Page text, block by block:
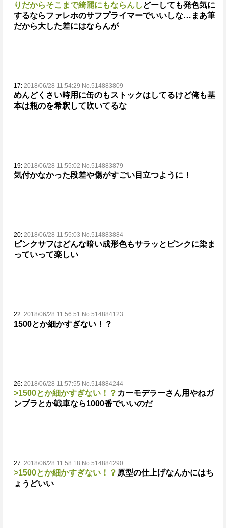
りだからそこまで綺麗にもならんし どーしても発色気に
するならファレホのサフプライマーでいいしな… まあ筆
だから大した差にはならんが
17: 2018/06/28 11:54:29 No.514883809
めんどくさい時用に缶のもストックはしてるけど俺も基
本は瓶のを希釈して吹いてるな
19: 2018/06/28 11:55:02 No.514883879
気付かなかった段差や傷がすごい目立つように！
20: 2018/06/28 11:55:03 No.514883884
ピンクサフはどんな暗い成形色もサラッとピンクに染ま
っていって楽しい
22: 2018/06/28 11:56:51 No.514884123
1500とか細かすぎない！？
26: 2018/06/28 11:57:55 No.514884244
>1500とか細かすぎない！？ カーモデラーさん用やねガ
ンプラとか戦車なら1000番でいいのだ
27: 2018/06/28 11:58:18 No.514884290
>1500とか細かすぎない！？ 原型の仕上げなんかにはち
ょうどいい